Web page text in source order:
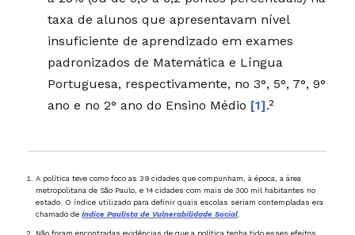
taxa de alunos que apresentavam nível
insuficiente de aprendizado em exames
padronizados de Matemática e Língua
Portuguesa, respectivamente, no 3°, 5°, 7°, 9°
ano e no 2° ano do Ensino Médio [1].²
A política teve como foco as 39 cidades que compunham, à época, a área
metropolitana de São Paulo, e 14 cidades com mais de 300 mil habitantes no
estado. O índice utilizado para definir quais escolas seriam contempladas era
chamado deÍndice Paulista de Vulnerabilidade Social
Não foram encontradas evidências de que a política tenha tido esses efeitos